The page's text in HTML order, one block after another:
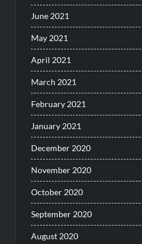
June 2021
May 2021
April 2021
March 2021
February 2021
January 2021
December 2020
November 2020
October 2020
September 2020
August 2020